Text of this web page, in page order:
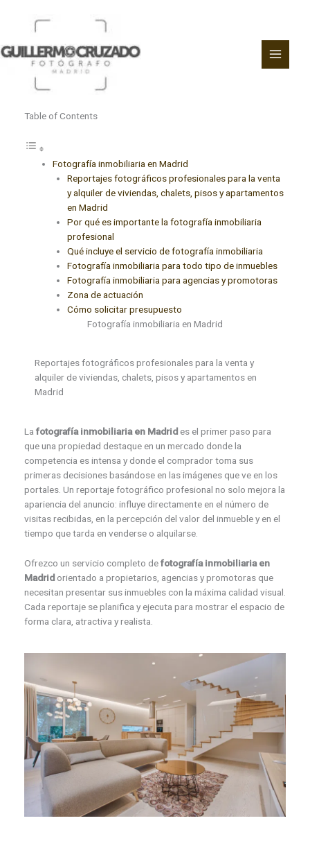
contenido
Table of Contents
Fotografía inmobiliaria en Madrid
Reportajes fotográficos profesionales para la venta
y alquiler de viviendas, chalets, pisos y apartamentos
en Madrid
Por qué es importante la fotografía inmobiliaria
profesional
Qué incluye el servicio de fotografía inmobiliaria
Fotografía inmobiliaria para todo tipo de inmuebles
Fotografía inmobiliaria para agencias y promotoras
Zona de actuación
Cómo solicitar presupuesto
Fotografía inmobiliaria en Madrid
Reportajes fotográficos profesionales para la venta y
alquiler de viviendas, chalets, pisos y apartamentos en
Madrid
La fotografía inmobiliaria en Madrid es el primer paso para
que una propiedad destaque en un mercado donde la
competencia es intensa y donde el comprador toma sus
primeras decisiones basándose en las imágenes que ve en los
portales. Un reportaje fotográfico profesional no solo mejora la
apariencia del anuncio: influye directamente en el número de
visitas recibidas, en la percepción del valor del inmueble y en el
tiempo que tarda en venderse o alquilarse.
Ofrezco un servicio completo defotografía inmobiliaria en
Madrid orientado a propietarios, agencias y promotoras que
necesitan presentar sus inmuebles con la máxima calidad visual.
Cada reportaje se planifica y ejecuta para mostrar el espacio de
forma clara, atractiva y realista.